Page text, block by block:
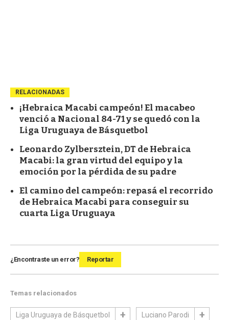
RELACIONADAS
¡Hebraica Macabi campeón! El macabeo
venció a Nacional 84-71 y se quedó con la
Liga Uruguaya de Básquetbol
Leonardo Zylbersztein, DT de Hebraica
Macabi: la gran virtud del equipo y la
emoción por la pérdida de su padre
El camino del campeón: repasá el recorrido
de Hebraica Macabi para conseguir su
cuarta Liga Uruguaya
¿Encontraste un error? Reportar
Temas relacionados
Liga Uruguaya de Básquetbol Luciano Parodi